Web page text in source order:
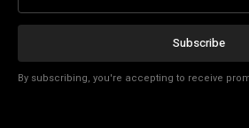
Subscribe
By subscribing, you're accepting to receive